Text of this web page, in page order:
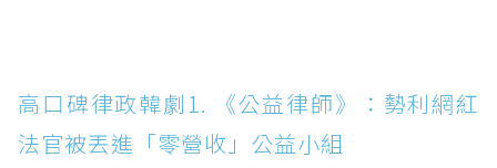
獄黑化，監獄裡重啟正義遊戲
高口碑律政韓劇6. 《來自地獄的法官》：惡魔
高口碑律政韓劇1. 《公益律師》：勢利網紅
法官被丟進「零營收」公益小組